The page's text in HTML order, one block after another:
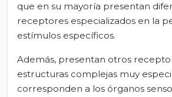
que en su mayoría presentan
receptores especializados en la
estímulos específicos.
Además, presentan otros
estructuras complejas muy
corresponden a los órganos